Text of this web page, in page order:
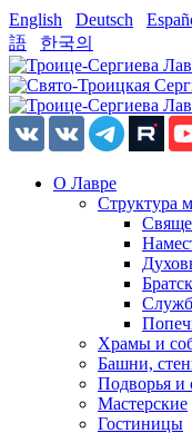
English Deutsch
語
한국의
О Лавре
Структура
Храмы и
Башни,
Подворья и
Мастерские
Гостиницы